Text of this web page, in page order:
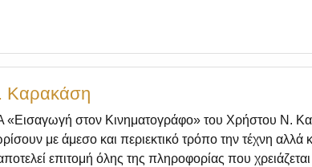
Καρακάση
στον Κινηματογράφο» του Χρήστου Ν.
με άμεσο και περιεκτικό τρόπο την τέχνη αλλά
επιτομή όλης της πληροφορίας που